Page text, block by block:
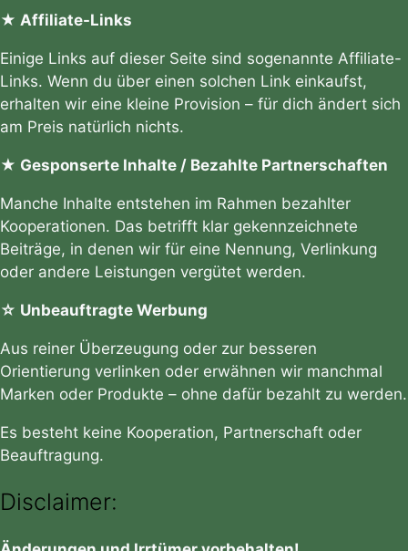
★ Affiliate-Links
Einige Links auf dieser Seite sind sogenannte Affiliate-
Links. Wenn du über einen solchen Link einkaufst,
erhalten wir eine kleine Provision – für dich ändert sich
am Preis natürlich nichts.
★ Gesponserte Inhalte / Bezahlte Partnerschaften
Manche Inhalte entstehen im Rahmen bezahlter
Kooperationen. Das betrifft klar gekennzeichnete
Beiträge, in denen wir für eine Nennung, Verlinkung
oder andere Leistungen vergütet werden.
☆ Unbeauftragte Werbung
Aus reiner Überzeugung oder zur besseren
Orientierung verlinken oder erwähnen wir manchmal
Marken oder Produkte – ohne dafür bezahlt zu werden.
Es besteht keine Kooperation, Partnerschaft oder
Beauftragung.
Disclaimer: